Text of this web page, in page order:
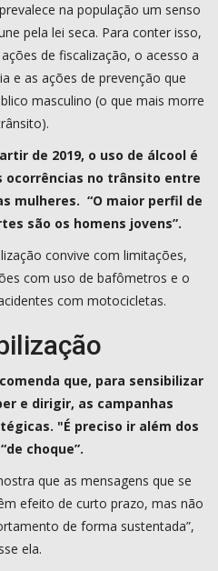
na população um senso
pela lei seca. Para conter isso,
de fiscalização, o acesso a
e as ações de prevenção que
masculino (o que mais morre
de 2019, o uso de álcool é
ocorrências no trânsito entre
mulheres. “O maior perfil de
são os homens jovens”.
convive com limitações,
com uso de bafômetros e o
com motocicletas.
que, para sensibilizar
e dirigir, as campanhas
"É preciso ir além dos
choque”.
que as mensagens que se
efeito de curto prazo, mas não
de forma sustentada”,
ela.